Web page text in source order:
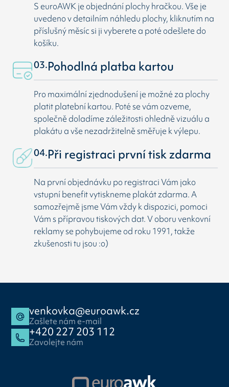
S euroAWK je objednání plochy hračkou. Vše je
uvedeno v detailním náhledu plochy, kliknutím na
příslušný měsíc si ji vyberete a poté odešlete do
košíku.
03.Pohodlná platba kartou
Pro maximální zjednodušení je možné za plochy
platit platební kartou. Poté se vám ozveme,
společně doladíme záležitosti ohledně vizuálu a
plakátu a vše nezadržitelně směřuje k výlepu.
04.Při registraci první tisk zdarma
Na první objednávku po registraci Vám jako
vstupní benefit vytiskneme plakát zdarma. A
samozřejmě jsme Vám vždy k dispozici, pomoci
Vám s přípravou tiskových dat. V oboru venkovní
reklamy se pohybujeme od roku 1991, takže
zkušenosti tu jsou :o)
venkovka@euroawk.cz
Zašlete nám e-mail
+420 227 203 112
Zavolejte nám